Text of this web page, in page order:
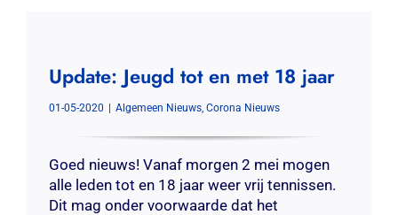
Update: Jeugd tot en met 18 jaar
01-05-2020 | Algemeen Nieuws, Corona Nieuws
Goed nieuws! Vanaf morgen 2 mei mogen
alle leden tot en 18 jaar weer vrij tennissen.
Dit mag onder voorwaarde dat het